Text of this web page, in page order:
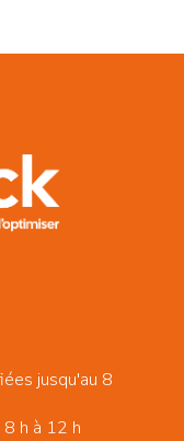
jusqu'au 8
8 h à 12 h